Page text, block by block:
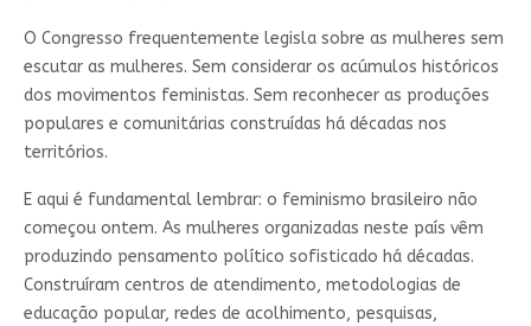
O Congresso frequentemente legisla sobre as mulheres sem
escutar as mulheres. Sem considerar os acúmulos históricos
dos movimentos feministas. Sem reconhecer as produções
populares e comunitárias construídas há décadas nos
territórios.
E aqui é fundamental lembrar: o feminismo brasileiro não
começou ontem. As mulheres organizadas neste país vêm
produzindo pensamento político sofisticado há décadas.
Construíram centros de atendimento, metodologias de
educação popular, redes de acolhimento, pesquisas,